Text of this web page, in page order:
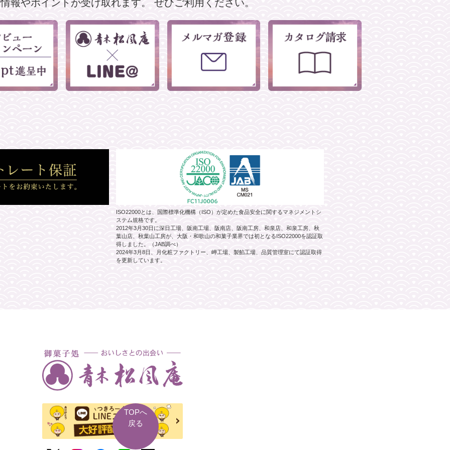
報やポイントが受け取れます。 ぜひご利用ください。
ISO22000とは、国際標準化機構（ISO）が定めた食品安全に関するマネジメントシ
ステム規格です。
2012年3月30日に深日工場、阪南工場、阪南店、阪南工房、和泉店、和泉工房、秋
葉山店、秋葉山工房が、大阪・和歌山の和菓子業界では初となるISO22000を認証取
得しました。（JAB調べ）
2024年3月8日、月化粧ファクトリー、岬工場、製餡工場、品質管理室にて認証取得
を更新しています。
TOPへ
戻る